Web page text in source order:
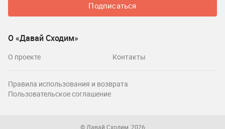
Подписаться
О «Давай Сходим»
О проекте Контакты
Правила использования и возврата
Пользовательское соглашение
© Давай Сходим, 2026